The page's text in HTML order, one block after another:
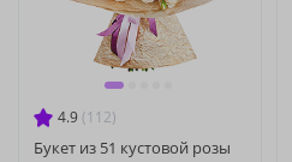
4.9 (112)
Букет из 51 кустовой розы